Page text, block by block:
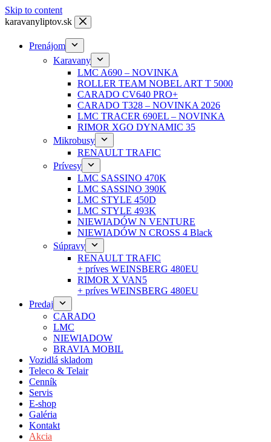
Skip to content
karavanyliptov.sk
Prenájom
Karavany
LMC A690 – NOVINKA
ROLLER TEAM NOBEL ART T 5000
CARADO CV640 PRO+
CARADO T328 – NOVINKA 2026
LMC TRACER 690EL – NOVINKA
RIMOR XGO DYNAMIC 35
Mikrobusy
RENAULT TRAFIC
Prívesy
LMC SASSINO 470K
LMC SASSINO 390K
LMC STYLE 450D
LMC STYLE 493K
NIEWIADÓW N VENTURE
NIEWIADÓW N CROSS 4 Black
Súpravy
RENAULT TRAFIC
+ príves WEINSBERG 480EU
RIMOR X VAN5
+ príves WEINSBERG 480EU
Predaj
CARADO
LMC
NIEWIADOW
BRAVIA MOBIL
Vozidlá skladom
Teleco & Telair
Cenník
Servis
E-shop
Galéria
Kontakt
Akcia